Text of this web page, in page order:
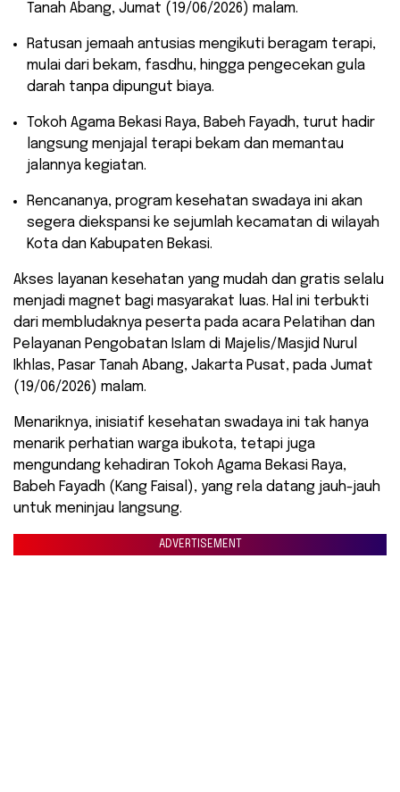
Tanah Abang, Jumat (19/06/2026) malam.
​Ratusan jemaah antusias mengikuti beragam terapi,
mulai dari bekam, fasdhu, hingga pengecekan gula
darah tanpa dipungut biaya.
​Tokoh Agama Bekasi Raya, Babeh Fayadh, turut hadir
langsung menjajal terapi bekam dan memantau
jalannya kegiatan.
​Rencananya, program kesehatan swadaya ini akan
segera diekspansi ke sejumlah kecamatan di wilayah
Kota dan Kabupaten Bekasi.
​Akses layanan kesehatan yang mudah dan gratis selalu
menjadi magnet bagi masyarakat luas. Hal ini terbukti
dari membludaknya peserta pada acara Pelatihan dan
Pelayanan Pengobatan Islam di Majelis/Masjid Nurul
Ikhlas, Pasar Tanah Abang, Jakarta Pusat, pada Jumat
(19/06/2026) malam.
Menariknya, inisiatif kesehatan swadaya ini tak hanya
menarik perhatian warga ibukota, tetapi juga
mengundang kehadiran Tokoh Agama Bekasi Raya,
Babeh Fayadh (Kang Faisal), yang rela datang jauh-jauh
untuk meninjau langsung.
ADVERTISEMENT